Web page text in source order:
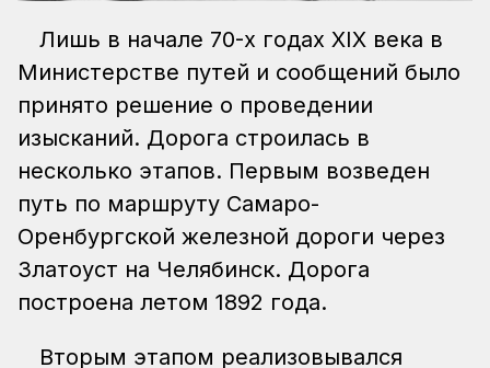
Лишь в начале 70-х годах XIX века в
Министерстве путей и сообщений было
принято решение о проведении
изысканий. Дорога строилась в
несколько этапов. Первым возведен
путь по маршруту Самаро-
Оренбургской железной дороги через
Златоуст на Челябинск. Дорога
построена летом 1892 года.
Вторым этапом реализовывался